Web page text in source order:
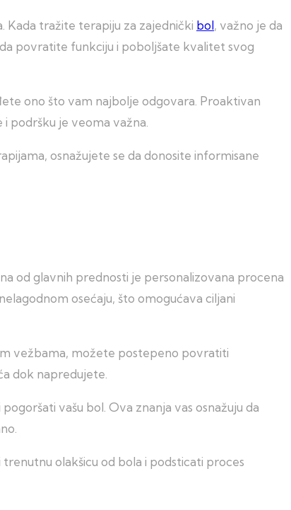
Kada tražite terapiju za zajednički bol, važno je da
povratite funkciju i poboljšate kvalitet svog
ono što vam najbolje odgovara. Proaktivan
podršku je veoma važna.
osnažujete se da donosite informisane
od glavnih prednosti je personalizovana procena
osećaju, što omogućava ciljani
vežbama, možete postepeno povratiti
dok napredujete.
vašu bol. Ova znanja vas osnažuju da
olakšicu od bola i podsticati proces